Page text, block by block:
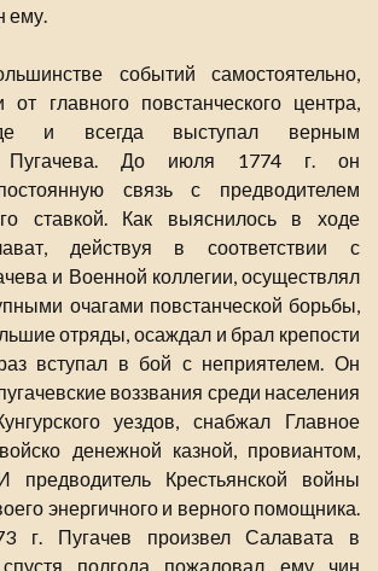
ему.
событий самостоятельно,
от главного повстанческого центра,
и всегда выступал верным
Пугачева. До июля 1774 г. он
связь с предводителем
ставкой. Как выяснилось в ходе
действуя в соответствии с
и Военной коллегии, осуществлял
очагами повстанческой борьбы,
отряды, осаждал и брал крепости
вступал в бой с неприятелем. Он
воззвания среди населения
уездов, снабжал Главное
денежной казной, провиантом,
предводитель Крестьянской войны
энергичного и верного помощника.
г. Пугачев произвел Салавата в
полгода пожаловал ему чин